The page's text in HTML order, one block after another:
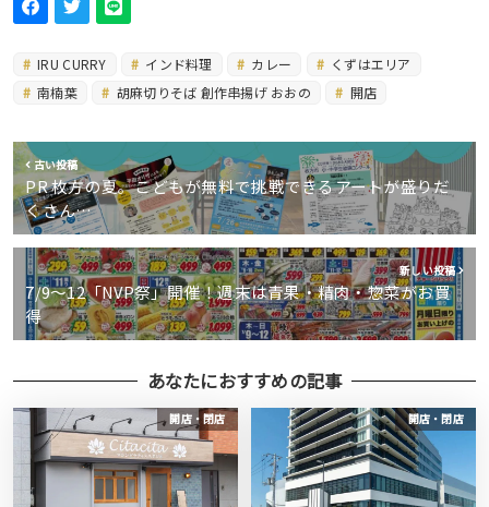
IRU CURRY インド料理 カレー
くずはエリア
南楠葉
胡麻切りそば 創作串揚げ おおの 開店
古い投稿
PR 枚方の夏。こどもが無料で挑戦できるアートが盛りだ
くさん…
新しい投稿
7/9〜12「NVP祭」開催！週末は青果・精肉・惣菜がお買
得
あなたにおすすめの記事
開店・閉店 開店・閉店